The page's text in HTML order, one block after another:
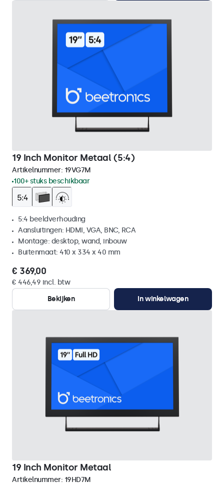
19 Inch Monitor Metaal (5:4)
Artikelnummer: 19VG7M
100+ stuks beschikbaar
5:4 beeldverhouding
Aansluitingen: HDMI, VGA, BNC, RCA
Montage: desktop, wand, inbouw
Buitenmaat: 410 x 334 x 40 mm
€ 369,00
€ 446,49 incl. btw
Bekijken
In winkelwagen
19 Inch Monitor Metaal
Artikelnummer: 19HD7M